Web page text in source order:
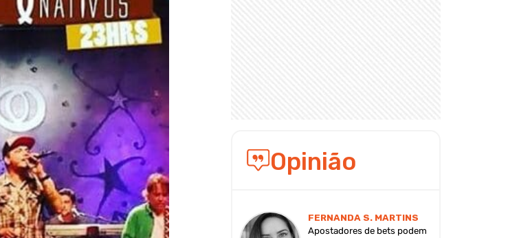
Opinião
FERNANDA S. MARTINS
Apostadores de bets podem